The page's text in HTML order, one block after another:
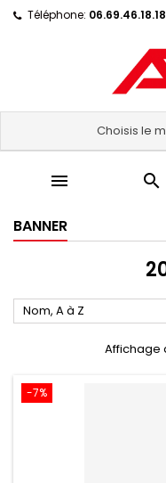
Téléphone: 06.69.46.18.18
Choisis le
 
BANNER
Nom, A à Z
Affichage
-7%